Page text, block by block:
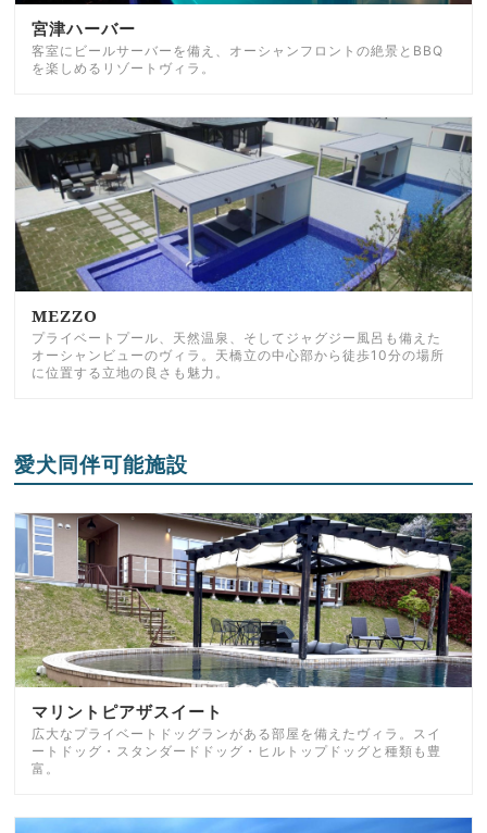
宮津ハーバー
客室にビールサーバーを備え、オーシャンフロントの絶景とBBQ
を楽しめるリゾートヴィラ。
MEZZO
プライベートプール、天然温泉、そしてジャグジー風呂も備えた
オーシャンビューのヴィラ。天橋立の中心部から徒歩10分の場所
に位置する立地の良さも魅力。
愛犬同伴可能施設
マリントピアザスイート
広大なプライベートドッグランがある部屋を備えたヴィラ。スイ
ートドッグ・スタンダードドッグ・ヒルトップドッグと種類も豊
富。